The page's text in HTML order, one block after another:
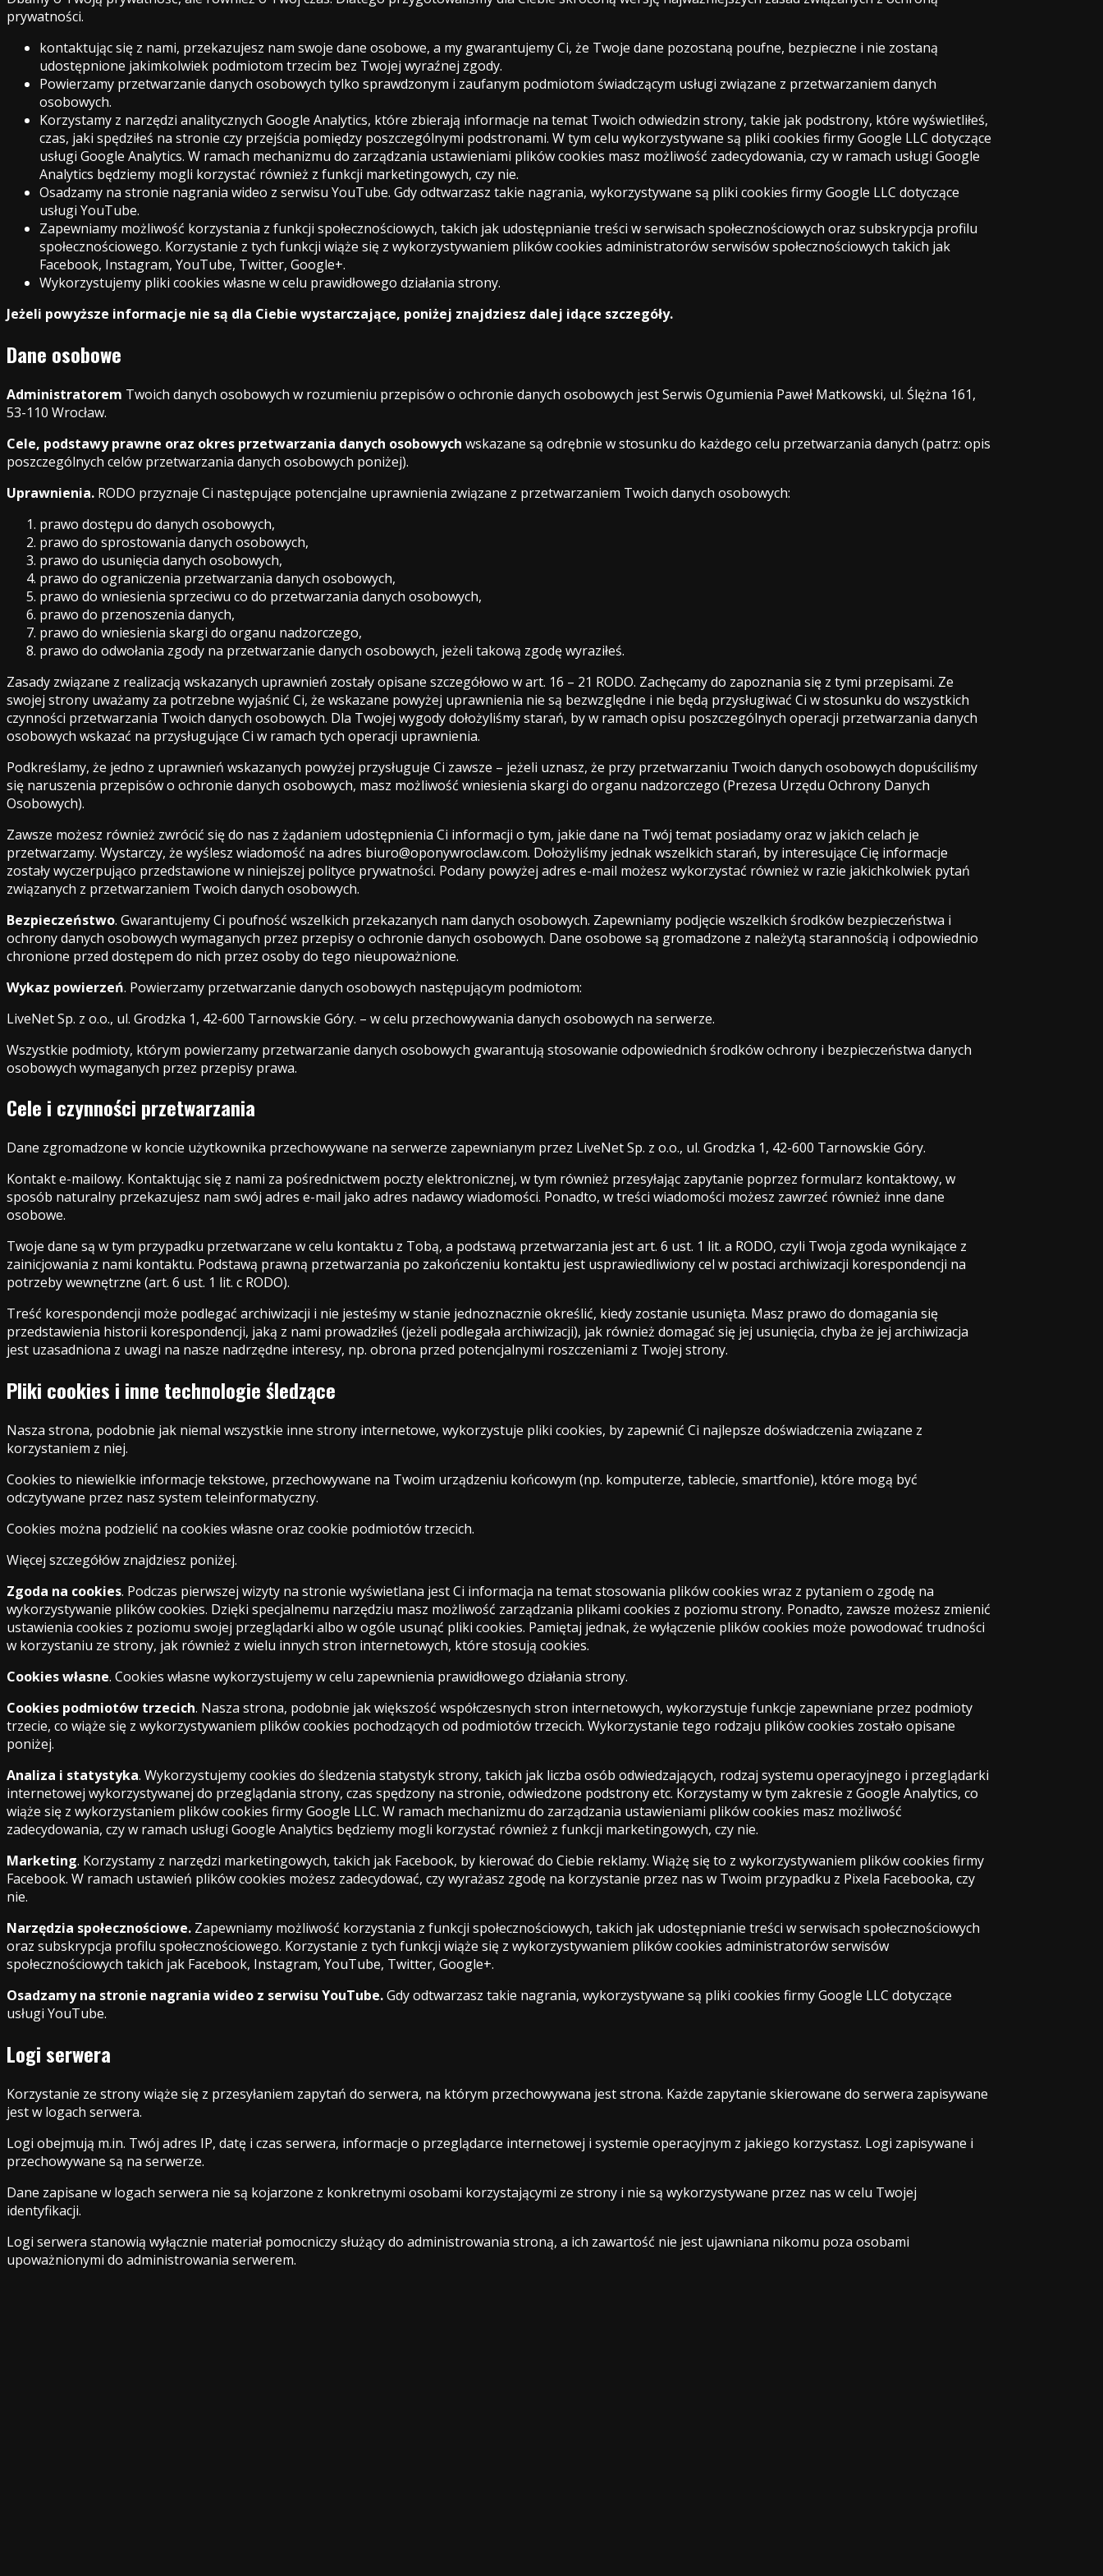
prywatności.
kontaktując się z nami, przekazujesz nam swoje dane osobowe, a my gwarantujemy Ci, że Twoje dane pozostaną poufne, bezpieczne i nie zostaną
udostępnione jakimkolwiek podmiotom trzecim bez Twojej wyraźnej zgody.
Powierzamy przetwarzanie danych osobowych tylko sprawdzonym i zaufanym podmiotom świadczącym usługi związane z przetwarzaniem danych
osobowych.
Korzystamy z narzędzi analitycznych Google Analytics, które zbierają informacje na temat Twoich odwiedzin strony, takie jak podstrony, które wyświetliłeś,
czas, jaki spędziłeś na stronie czy przejścia pomiędzy poszczególnymi podstronami. W tym celu wykorzystywane są pliki cookies firmy Google LLC dotyczące
usługi Google Analytics. W ramach mechanizmu do zarządzania ustawieniami plików cookies masz możliwość zadecydowania, czy w ramach usługi Google
Analytics będziemy mogli korzystać również z funkcji marketingowych, czy nie.
Osadzamy na stronie nagrania wideo z serwisu YouTube. Gdy odtwarzasz takie nagrania, wykorzystywane są pliki cookies firmy Google LLC dotyczące
usługi YouTube.
Zapewniamy możliwość korzystania z funkcji społecznościowych, takich jak udostępnianie treści w serwisach społecznościowych oraz subskrypcja profilu
społecznościowego. Korzystanie z tych funkcji wiąże się z wykorzystywaniem plików cookies administratorów serwisów społecznościowych takich jak
Facebook, Instagram, YouTube, Twitter, Google+.
Wykorzystujemy pliki cookies własne w celu prawidłowego działania strony.
Jeżeli powyższe informacje nie są dla Ciebie wystarczające, poniżej znajdziesz dalej idące szczegóły.
Dane osobowe
Administratorem Twoich danych osobowych w rozumieniu przepisów o ochronie danych osobowych jest Serwis Ogumienia Paweł Matkowski, ul. Ślężna 161,
53-110 Wrocław.
Cele, podstawy prawne oraz okres przetwarzania danych osobowych wskazane są odrębnie w stosunku do każdego celu przetwarzania danych (patrz: opis
poszczególnych celów przetwarzania danych osobowych poniżej).
Uprawnienia. RODO przyznaje Ci następujące potencjalne uprawnienia związane z przetwarzaniem Twoich danych osobowych:
prawo dostępu do danych osobowych,
prawo do sprostowania danych osobowych,
prawo do usunięcia danych osobowych,
prawo do ograniczenia przetwarzania danych osobowych,
prawo do wniesienia sprzeciwu co do przetwarzania danych osobowych,
prawo do przenoszenia danych,
prawo do wniesienia skargi do organu nadzorczego,
prawo do odwołania zgody na przetwarzanie danych osobowych, jeżeli takową zgodę wyraziłeś.
Zasady związane z realizacją wskazanych uprawnień zostały opisane szczegółowo w art. 16 – 21 RODO. Zachęcamy do zapoznania się z tymi przepisami. Ze
swojej strony uważamy za potrzebne wyjaśnić Ci, że wskazane powyżej uprawnienia nie są bezwzględne i nie będą przysługiwać Ci w stosunku do wszystkich
czynności przetwarzania Twoich danych osobowych. Dla Twojej wygody dołożyliśmy starań, by w ramach opisu poszczególnych operacji przetwarzania danych
osobowych wskazać na przysługujące Ci w ramach tych operacji uprawnienia.
Podkreślamy, że jedno z uprawnień wskazanych powyżej przysługuje Ci zawsze – jeżeli uznasz, że przy przetwarzaniu Twoich danych osobowych dopuściliśmy
się naruszenia przepisów o ochronie danych osobowych, masz możliwość wniesienia skargi do organu nadzorczego (Prezesa Urzędu Ochrony Danych
Osobowych).
Zawsze możesz również zwrócić się do nas z żądaniem udostępnienia Ci informacji o tym, jakie dane na Twój temat posiadamy oraz w jakich celach je
przetwarzamy. Wystarczy, że wyślesz wiadomość na adres biuro@oponywroclaw.com. Dołożyliśmy jednak wszelkich starań, by interesujące Cię informacje
zostały wyczerpująco przedstawione w niniejszej polityce prywatności. Podany powyżej adres e-mail możesz wykorzystać również w razie jakichkolwiek pytań
związanych z przetwarzaniem Twoich danych osobowych.
Bezpieczeństwo. Gwarantujemy Ci poufność wszelkich przekazanych nam danych osobowych. Zapewniamy podjęcie wszelkich środków bezpieczeństwa i
ochrony danych osobowych wymaganych przez przepisy o ochronie danych osobowych. Dane osobowe są gromadzone z należytą starannością i odpowiednio
chronione przed dostępem do nich przez osoby do tego nieupoważnione.
Wykaz powierzeń. Powierzamy przetwarzanie danych osobowych następującym podmiotom:
LiveNet Sp. z o.o., ul. Grodzka 1, 42-600 Tarnowskie Góry. – w celu przechowywania danych osobowych na serwerze.
Wszystkie podmioty, którym powierzamy przetwarzanie danych osobowych gwarantują stosowanie odpowiednich środków ochrony i bezpieczeństwa danych
osobowych wymaganych przez przepisy prawa.
Cele i czynności przetwarzania
Dane zgromadzone w koncie użytkownika przechowywane na serwerze zapewnianym przez LiveNet Sp. z o.o., ul. Grodzka 1, 42-600 Tarnowskie Góry.
Kontakt e-mailowy. Kontaktując się z nami za pośrednictwem poczty elektronicznej, w tym również przesyłając zapytanie poprzez formularz kontaktowy, w
sposób naturalny przekazujesz nam swój adres e-mail jako adres nadawcy wiadomości. Ponadto, w treści wiadomości możesz zawrzeć również inne dane
osobowe.
Twoje dane są w tym przypadku przetwarzane w celu kontaktu z Tobą, a podstawą przetwarzania jest art. 6 ust. 1 lit. a RODO, czyli Twoja zgoda wynikające z
zainicjowania z nami kontaktu. Podstawą prawną przetwarzania po zakończeniu kontaktu jest usprawiedliwiony cel w postaci archiwizacji korespondencji na
potrzeby wewnętrzne (art. 6 ust. 1 lit. c RODO).
Treść korespondencji może podlegać archiwizacji i nie jesteśmy w stanie jednoznacznie określić, kiedy zostanie usunięta. Masz prawo do domagania się
przedstawienia historii korespondencji, jaką z nami prowadziłeś (jeżeli podlegała archiwizacji), jak również domagać się jej usunięcia, chyba że jej archiwizacja
jest uzasadniona z uwagi na nasze nadrzędne interesy, np. obrona przed potencjalnymi roszczeniami z Twojej strony.
Pliki cookies i inne technologie śledzące
Nasza strona, podobnie jak niemal wszystkie inne strony internetowe, wykorzystuje pliki cookies, by zapewnić Ci najlepsze doświadczenia związane z
korzystaniem z niej.
Cookies to niewielkie informacje tekstowe, przechowywane na Twoim urządzeniu końcowym (np. komputerze, tablecie, smartfonie), które mogą być
odczytywane przez nasz system teleinformatyczny.
Cookies można podzielić na cookies własne oraz cookie podmiotów trzecich.
Więcej szczegółów znajdziesz poniżej.
Zgoda na cookies. Podczas pierwszej wizyty na stronie wyświetlana jest Ci informacja na temat stosowania plików cookies wraz z pytaniem o zgodę na
wykorzystywanie plików cookies. Dzięki specjalnemu narzędziu masz możliwość zarządzania plikami cookies z poziomu strony. Ponadto, zawsze możesz zmienić
ustawienia cookies z poziomu swojej przeglądarki albo w ogóle usunąć pliki cookies. Pamiętaj jednak, że wyłączenie plików cookies może powodować trudności
w korzystaniu ze strony, jak również z wielu innych stron internetowych, które stosują cookies.
Cookies własne. Cookies własne wykorzystujemy w celu zapewnienia prawidłowego działania strony.
Cookies podmiotów trzecich. Nasza strona, podobnie jak większość współczesnych stron internetowych, wykorzystuje funkcje zapewniane przez podmioty
trzecie, co wiąże się z wykorzystywaniem plików cookies pochodzących od podmiotów trzecich. Wykorzystanie tego rodzaju plików cookies zostało opisane
poniżej.
Analiza i statystyka. Wykorzystujemy cookies do śledzenia statystyk strony, takich jak liczba osób odwiedzających, rodzaj systemu operacyjnego i przeglądarki
internetowej wykorzystywanej do przeglądania strony, czas spędzony na stronie, odwiedzone podstrony etc. Korzystamy w tym zakresie z Google Analytics, co
wiąże się z wykorzystaniem plików cookies firmy Google LLC. W ramach mechanizmu do zarządzania ustawieniami plików cookies masz możliwość
zadecydowania, czy w ramach usługi Google Analytics będziemy mogli korzystać również z funkcji marketingowych, czy nie.
Marketing. Korzystamy z narzędzi marketingowych, takich jak Facebook, by kierować do Ciebie reklamy. Wiążę się to z wykorzystywaniem plików cookies firmy
Facebook. W ramach ustawień plików cookies możesz zadecydować, czy wyrażasz zgodę na korzystanie przez nas w Twoim przypadku z Pixela Facebooka, czy
nie.
Narzędzia społecznościowe. Zapewniamy możliwość korzystania z funkcji społecznościowych, takich jak udostępnianie treści w serwisach społecznościowych
oraz subskrypcja profilu społecznościowego. Korzystanie z tych funkcji wiąże się z wykorzystywaniem plików cookies administratorów serwisów
społecznościowych takich jak Facebook, Instagram, YouTube, Twitter, Google+.
Osadzamy na stronie nagrania wideo z serwisu YouTube.Gdy odtwarzasz takie nagrania, wykorzystywane są pliki cookies firmy Google LLC dotyczące
usługi YouTube.
Logi serwera
Korzystanie ze strony wiąże się z przesyłaniem zapytań do serwera, na którym przechowywana jest strona. Każde zapytanie skierowane do serwera zapisywane
jest w logach serwera.
Logi obejmują m.in. Twój adres IP, datę i czas serwera, informacje o przeglądarce internetowej i systemie operacyjnym z jakiego korzystasz. Logi zapisywane i
przechowywane są na serwerze.
Dane zapisane w logach serwera nie są kojarzone z konkretnymi osobami korzystającymi ze strony i nie są wykorzystywane przez nas w celu Twojej
identyfikacji.
Logi serwera stanowią wyłącznie materiał pomocniczy służący do administrowania stroną, a ich zawartość nie jest ujawniana nikomu poza osobami
upoważnionymi do administrowania serwerem.